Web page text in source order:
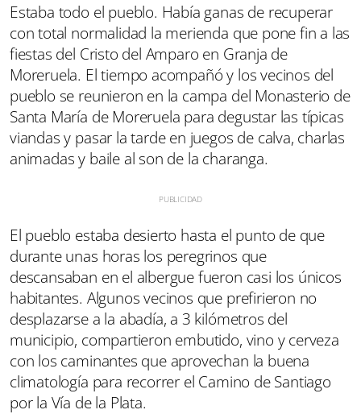
Estaba todo el pueblo. Había ganas de recuperar
con total normalidad la merienda que pone fin a las
fiestas del Cristo del Amparo en Granja de
Moreruela. El tiempo acompañó y los vecinos del
pueblo se reunieron en la campa del Monasterio de
Santa María de Moreruela para degustar las típicas
viandas y pasar la tarde en juegos de calva, charlas
animadas y baile al son de la charanga.
El pueblo estaba desierto hasta el punto de que
durante unas horas los peregrinos que
descansaban en el albergue fueron casi los únicos
habitantes. Algunos vecinos que prefirieron no
desplazarse a la abadía, a 3 kilómetros del
municipio, compartieron embutido, vino y cerveza
con los caminantes que aprovechan la buena
climatología para recorrer el Camino de Santiago
por la Vía de la Plata.